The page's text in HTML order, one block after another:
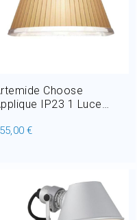
Choose
IP23 1 Luce
€